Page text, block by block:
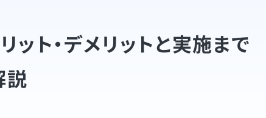
ット・デメリットと実施まで
説